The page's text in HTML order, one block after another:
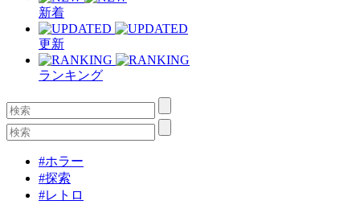
新着
更新
ランキング
#ホラー
#探索
#レトロ